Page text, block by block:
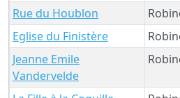
Rue du Houblon
Eglise du Finistère
Jeanne Emile
Vandervelde